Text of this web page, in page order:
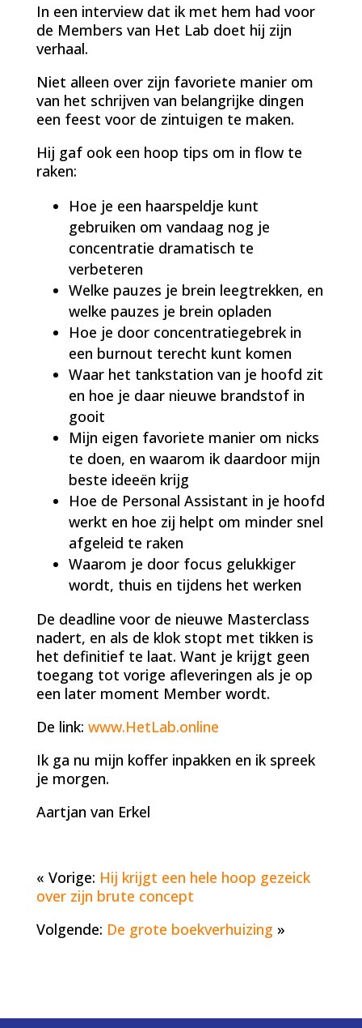
In een interview dat ik met hem had voor
de Members van Het Lab doet hij zijn
verhaal.
Niet alleen over zijn favoriete manier om
van het schrijven van belangrijke dingen
een feest voor de zintuigen te maken.
Hij gaf ook een hoop tips om in flow te
raken:
Hoe je een haarspeldje kunt
gebruiken om vandaag nog je
concentratie dramatisch te
verbeteren
Welke pauzes je brein leegtrekken, en
welke pauzes je brein opladen
Hoe je door concentratiegebrek in
een burnout terecht kunt komen
Waar het tankstation van je hoofd zit
en hoe je daar nieuwe brandstof in
gooit
Mijn eigen favoriete manier om nicks
te doen, en waarom ik daardoor mijn
beste ideeën krijg
Hoe de Personal Assistant in je hoofd
werkt en hoe zij helpt om minder snel
afgeleid te raken
Waarom je door focus gelukkiger
wordt, thuis en tijdens het werken
De deadline voor de nieuwe Masterclass
nadert, en als de klok stopt met tikken is
het definitief te laat. Want je krijgt geen
toegang tot vorige afleveringen als je op
een later moment Member wordt.
De link: www.HetLab.online
Ik ga nu mijn koffer inpakken en ik spreek
je morgen.
Aartjan van Erkel
« Vorige: Hij krijgt een hele hoop gezeick
over zijn brute concept
Volgende: De grote boekverhuizing »